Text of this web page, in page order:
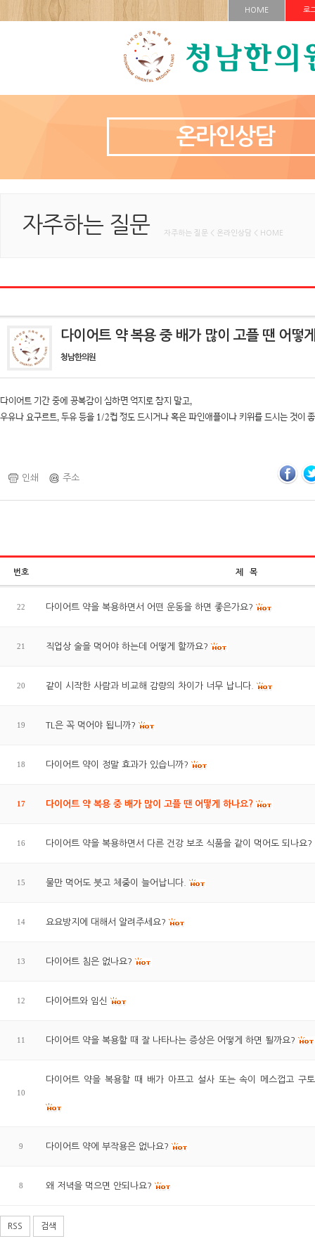
HOME 로
온라인상담
자주하는 질문 자주하는 질문 < 온라인상담 < HOME
다이어트 약 복용 중 배가 많이 고플 땐 어떻
청남한의원
다이어트 기간 중에 공복감이 심하면 억지로 참지 말고,
우유나 요구르트, 두유 등을 1/2컵 정도 드시거나 혹은 파인애플이나 키위를 드시는 것이
인쇄 주소
번호 제 목
22 다이어트 약을 복용하면서 어떤 운동을 하면 좋은가요?
21 직업상 술을 먹어야 하는데 어떻게 할까요?
20 같이 시작한 사람과 비교해 감량의 차이가 너무 납니다.
19 TL은 꼭 먹어야 됩니까?
18 다이어트 약이 정말 효과가 있습니까?
17 다이어트 약 복용 중 배가 많이 고플 땐 어떻게 하나요?
16 다이어트 약을 복용하면서 다른 건강 보조 식품을 같이 먹어도 되나요?
15 물만 먹어도 붓고 체중이 늘어납니다.
14 요요방지에 대해서 알려주세요?
13 다이어트 침은 없나요?
12 다이어트와 임신
11 다이어트 약을 복용할 때 잘 나타나는 증상은 어떻게 하면 될까요?
10
다이어트 약을 복용할 때 배가 아프고 설사 또는 속이 메스껍고 구
9 다이어트 약에 부작용은 없나요?
8 왜 저녁을 먹으면 안되나요?
RSS 검색